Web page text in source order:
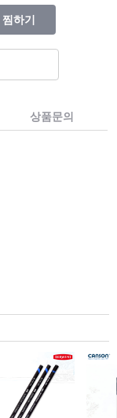
찜하기
상품문의